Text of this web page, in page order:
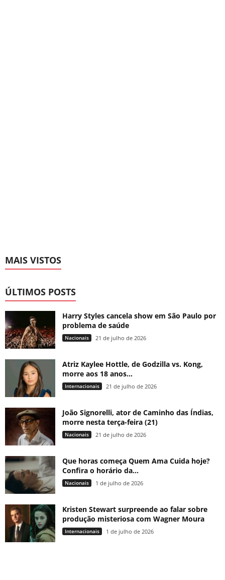
MAIS VISTOS
ÚLTIMOS POSTS
Harry Styles cancela show em São Paulo por
problema de saúde
Nacionais 21 de julho de 2026
Atriz Kaylee Hottle, de Godzilla vs. Kong,
morre aos 18 anos...
Internacionais 21 de julho de 2026
João Signorelli, ator de Caminho das Índias,
morre nesta terça-feira (21)
Nacionais 21 de julho de 2026
Que horas começa Quem Ama Cuida hoje?
Confira o horário da...
Nacionais 1 de julho de 2026
Kristen Stewart surpreende ao falar sobre
produção misteriosa com Wagner Moura
Internacionais 1 de julho de 2026